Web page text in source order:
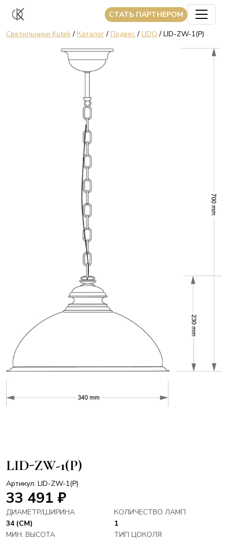
CТАТЬ ПАРТНЕРОМ
Светильники Kutek/ Каталог/ Подвес / LIDO / LID-ZW-1(P)
LID-ZW-1(P)
Артикул: LID-ZW-1(P)
33 491 ₽
ДИАМЕТР/ШИРИНА
34 (СМ)
КОЛИЧЕСТВО ЛАМП
1
МИН. ВЫСОТА
ТИП ЦОКОЛЯ